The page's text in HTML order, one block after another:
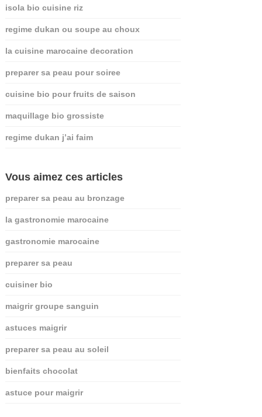
isola bio cuisine riz
regime dukan ou soupe au choux
la cuisine marocaine decoration
preparer sa peau pour soiree
cuisine bio pour fruits de saison
maquillage bio grossiste
regime dukan j’ai faim
Vous aimez ces articles
preparer sa peau au bronzage
la gastronomie marocaine
gastronomie marocaine
preparer sa peau
cuisiner bio
maigrir groupe sanguin
astuces maigrir
preparer sa peau au soleil
bienfaits chocolat
astuce pour maigrir